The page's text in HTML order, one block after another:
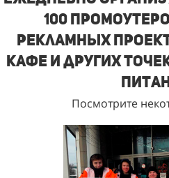
100
рекламных
кафе и других
Посмотрите